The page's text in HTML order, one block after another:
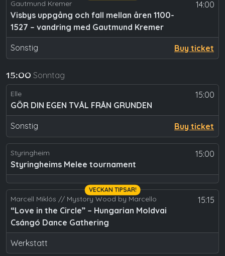
14:00
Gautmund Kremer
Visbys uppgång och fall mellan åren 1100-
1527 – vandring med Gautmund Kremer
Sonstig Buy ticket
15:00 Sonntag
15:00
Elle
GÖR DIN EGEN TVÅL FRÅN GRUNDEN
Sonstig Buy ticket
15:00
Styringheim
Styringheims Melee tournament
15:15
Marcell Miklós // Mystory Wood by Marcello
“Love in the Circle” – Hungarian Moldvai
Csángó Dance Gathering
Werkstatt
VECKAN TIPSAR!